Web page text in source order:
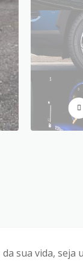
sua vida, seja